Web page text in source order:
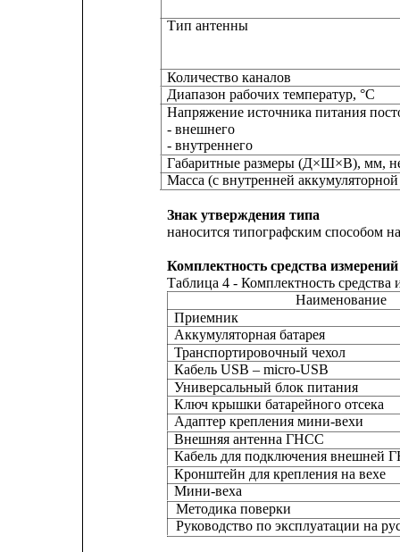
Тип антенны
Количество каналов
Диапазон рабочих температур, °С
Напряжение источника питания
- внешнего
- внутреннего
Габаритные размеры (Д×Ш×В), мм,
Масса (с внутренней аккумуляторной
Знак утверждения типа
наносится типографским способом
Комплектность средства измерений
Таблица 4 - Комплектность средства
Наименование
Приемник
Аккумуляторная батарея
Транспортировочный чехол
Кабель USB – micro-USB
Универсальный блок питания
Ключ крышки батарейного отсека
Адаптер крепления мини-вехи
Внешняя антенна ГНСС
Кабель для подключения внешней
Кронштейн для крепления на вехе
Мини-веха
Методика поверки
Руководство по эксплуатации на